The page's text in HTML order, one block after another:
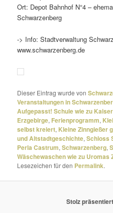
Ort: Depot Bahnhof N°4 –
Schwarzenberg
-> Info: Stadtverwaltung
www.schwarzenberg.de
Dieser Eintrag wurde von
Veranstaltungen in
Aufgepasst! Schule wie zu
Erzgebirge, Ferienprogramm,
selbst kreiert, Kleine Zinngießer
und Altstadtgeschichte,Schloss
Perla Castrum,Schwarzenberg,
Wäschewaschen wie zu Uromas
Lesezeichen für den Permalink.
Stolz